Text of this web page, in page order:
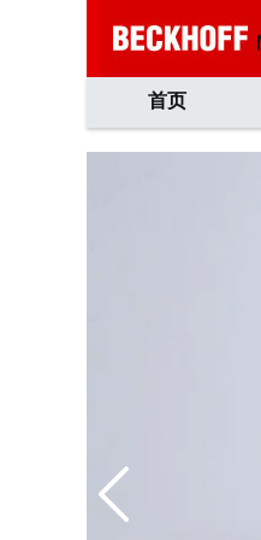
首页